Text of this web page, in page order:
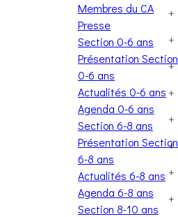
Membres du CA
Presse
Section 0-6 ans
Présentation Section
0-6 ans
Actualités 0-6 ans
Agenda 0-6 ans
Section 6-8 ans
Présentation Section
6-8 ans
Actualités 6-8 ans
Agenda 6-8 ans
Section 8-10 ans
+
+
+
+
+
+
+
+